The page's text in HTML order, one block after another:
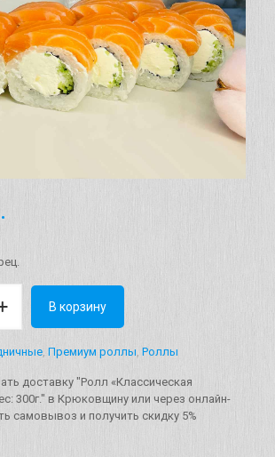
В корзину
, Премиум роллы, Роллы
доставку "Ролл «Классическая
300г." в Крюковщину или через онлайн-
самовывоз и получить скидку 5%